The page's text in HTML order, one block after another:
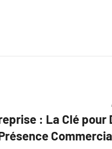
: La Clé pour